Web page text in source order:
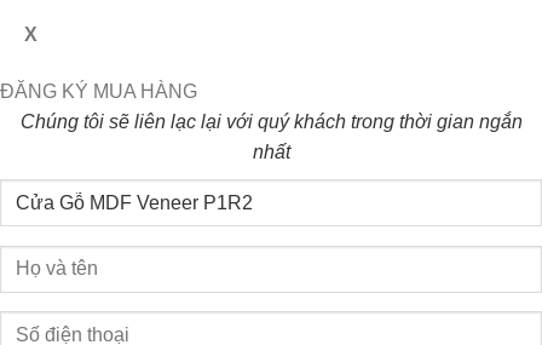
X
ĐĂNG KÝ MUA HÀNG
Chúng tôi sẽ liên lạc lại với quý khách trong thời gian ngắn
nhất